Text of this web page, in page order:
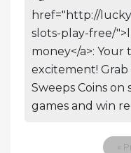
href="http://
slots-play-free/
money</a>:
excitement! Grab
Sweeps Coins on
games and win
«